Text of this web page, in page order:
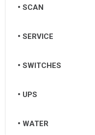
SCAN
SERVICE
SWITCHES
UPS
WATER